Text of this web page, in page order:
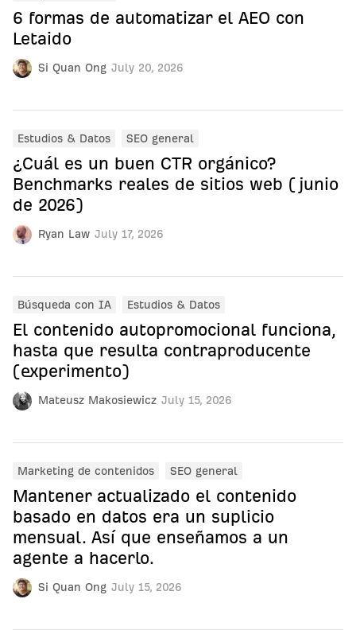
Si Quan Ong July 20, 2026
6 formas de automatizar el AEO con
Letaido
Ryan Law July 17, 2026
Estudios & Datos SEO general
¿Cuál es un buen CTR orgánico?
Benchmarks reales de sitios web (junio
de 2026)
Mateusz Makosiewicz July 15, 2026
Búsqueda con IA Estudios & Datos
El contenido autopromocional funciona,
hasta que resulta contraproducente
(experimento)
Si Quan Ong July 15, 2026
Marketing de contenidos SEO general
Mantener actualizado el contenido
basado en datos era un suplicio
mensual. Así que enseñamos a un
agente a hacerlo.